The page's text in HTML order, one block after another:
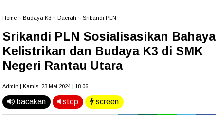
Home Budaya K3 Daerah Srikandi PLN
Srikandi PLN Sosialisasikan Bahaya
Kelistrikan dan Budaya K3 di SMK
Negeri Rantau Utara
Admin | Kamis, 23 Mei 2024 | 18.06
bacakan stop screen